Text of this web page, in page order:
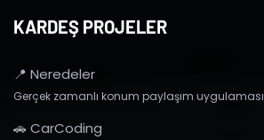
KARDEŞ PROJELER
📍 Neredeler
Gerçek zamanlı konum paylaşım uygulaması
🚗 CarCoding